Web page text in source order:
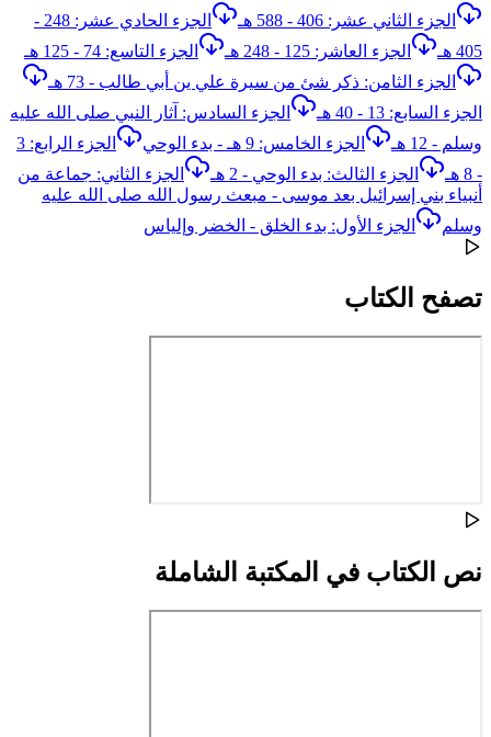
الجزء الثاني عشر: 406 - 588 هـ
الجزء الحادي عشر: 248 -
405 هـ
الجزء العاشر: 125 - 248 هـ
الجزء التاسع: 74 - 125 هـ
الجزء الثامن: ذكر شئ من سيرة علي ين أبي طالب - 73 هـ
الجزء السابع: 13 - 40 هـ
الجزء السادس: آثار النبي صلى الله عليه
وسلم - 12 هـ
الجزء الخامس: 9 هـ - بدء الوحي
الجزء الرابع: 3
- 8 هـ
الجزء الثالث: بدء الوحي - 2 هـ
الجزء الثاني: جماعة من
أنبياء بني إسرائيل بعد موسى - مبعث رسول الله صلى الله عليه
وسلم
الجزء الأول: بدء الخلق - الخضر وإلياس
تصفح الكتاب
نص الكتاب في المكتبة الشاملة